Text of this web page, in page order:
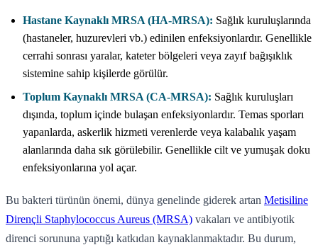
Hastane Kaynaklı MRSA (HA-MRSA): Sağlık kuruluşlarında
(hastaneler, huzurevleri vb.) edinilen enfeksiyonlardır. Genellikle
cerrahi sonrası yaralar, kateter bölgeleri veya zayıf bağışıklık
sistemine sahip kişilerde görülür.
Toplum Kaynaklı MRSA (CA-MRSA): Sağlık kuruluşları
dışında, toplum içinde bulaşan enfeksiyonlardır. Temas sporları
yapanlarda, askerlik hizmeti verenlerde veya kalabalık yaşam
alanlarında daha sık görülebilir. Genellikle cilt ve yumuşak doku
enfeksiyonlarına yol açar.
Bu bakteri türünün önemi, dünya genelinde giderek artan Metisiline
Dirençli Staphylococcus Aureus (MRSA) vakaları ve antibiyotik
direnci sorununa yaptığı katkıdan kaynaklanmaktadır. Bu durum,